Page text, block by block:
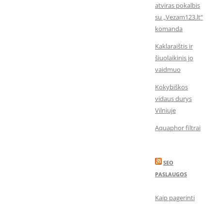
atviras pokalbis
su „Vezam123.lt“
komanda
Kaklaraištis ir
šiuolaikinis jo
vaidmuo
Kokybiškos
vidaus durys
Vilniuje
Aquaphor filtrai
SEO
PASLAUGOS
Kaip pagerinti